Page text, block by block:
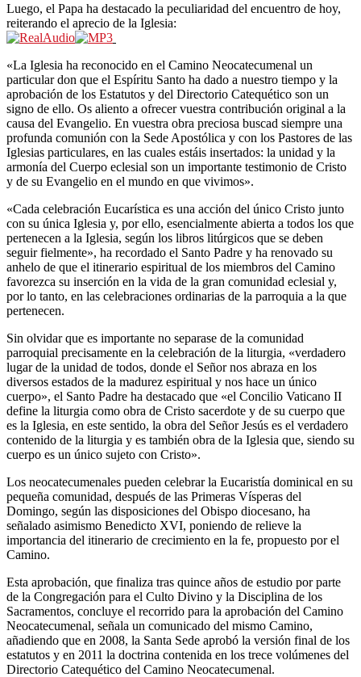
Luego, el Papa ha destacado la peculiaridad del encuentro de hoy,
reiterando el aprecio de la Iglesia:
«La Iglesia ha reconocido en el Camino Neocatecumenal un
particular don que el Espíritu Santo ha dado a nuestro tiempo y la
aprobación de los Estatutos y del Directorio Catequético son un
signo de ello. Os aliento a ofrecer vuestra contribución original a la
causa del Evangelio. En vuestra obra preciosa buscad siempre una
profunda comunión con la Sede Apostólica y con los Pastores de las
Iglesias particulares, en las cuales estáis insertados: la unidad y la
armonía del Cuerpo eclesial son un importante testimonio de Cristo
y de su Evangelio en el mundo en que vivimos».
«Cada celebración Eucarística es una acción del único Cristo junto
con su única Iglesia y, por ello, esencialmente abierta a todos los que
pertenecen a la Iglesia, según los libros litúrgicos que se deben
seguir fielmente», ha recordado el Santo Padre y ha renovado su
anhelo de que el itinerario espiritual de los miembros del Camino
favorezca su inserción en la vida de la gran comunidad eclesial y,
por lo tanto, en las celebraciones ordinarias de la parroquia a la que
pertenecen.
Sin olvidar que es importante no separase de la comunidad
parroquial precisamente en la celebración de la liturgia, «verdadero
lugar de la unidad de todos, donde el Señor nos abraza en los
diversos estados de la madurez espiritual y nos hace un único
cuerpo», el Santo Padre ha destacado que «el Concilio Vaticano II
define la liturgia como obra de Cristo sacerdote y de su cuerpo que
es la Iglesia, en este sentido, la obra del Señor Jesús es el verdadero
contenido de la liturgia y es también obra de la Iglesia que, siendo su
cuerpo es un único sujeto con Cristo».
Los neocatecumenales pueden celebrar la Eucaristía dominical en su
pequeña comunidad, después de las Primeras Vísperas del
Domingo, según las disposiciones del Obispo diocesano, ha
señalado asimismo Benedicto XVI, poniendo de relieve la
importancia del itinerario de crecimiento en la fe, propuesto por el
Camino.
Esta aprobación, que finaliza tras quince años de estudio por parte
de la Congregación para el Culto Divino y la Disciplina de los
Sacramentos, concluye el recorrido para la aprobación del Camino
Neocatecumenal, señala un comunicado del mismo Camino,
añadiendo que en 2008, la Santa Sede aprobó la versión final de los
estatutos y en 2011 la doctrina contenida en los trece volúmenes del
Directorio Catequético del Camino Neocatecumenal.